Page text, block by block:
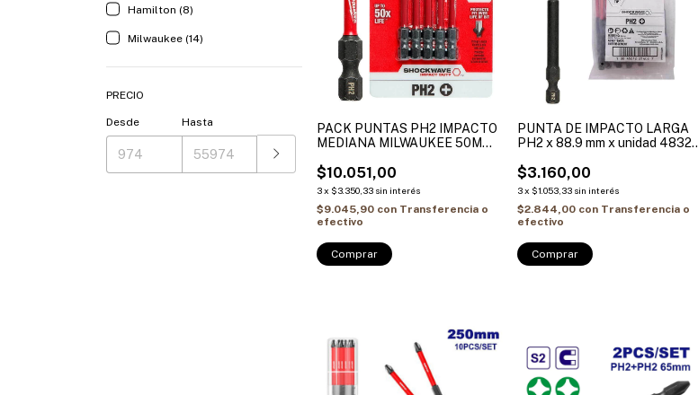
Hamilton (8)
Milwaukee (14)
PRECIO
Desde Hasta
PACK PUNTAS PH2 IMPACTO
MEDIANA MILWAUKEE 50MM
$10.051,00
3x $3.350,33 sin interés
$9.045,90 con Transferencia o
efectivo
PUNTA DE IMPACTO LARGA
PH2 x 88.9 mm x unidad 4832-
$3.160,00
3x $1.053,33 sin interés
$2.844,00 con Transferencia o
efectivo